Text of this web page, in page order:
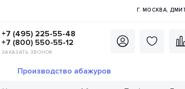
Г. МОСКВА,
+7 (495) 225-55-48
+7 (800) 550-55-12
ЗАКАЗАТЬ ЗВОНОК
Производство абажуров